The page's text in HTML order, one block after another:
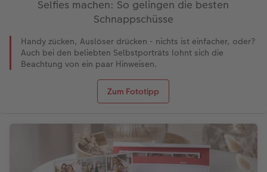
Selfies machen: So gelingen die besten
Schnappschüsse
Handy zücken, Auslöser drücken - nichts ist einfacher, oder?
Auch bei den beliebten Selbstporträts lohnt sich die
Beachtung von ein paar Hinweisen.
Zum Fototipp